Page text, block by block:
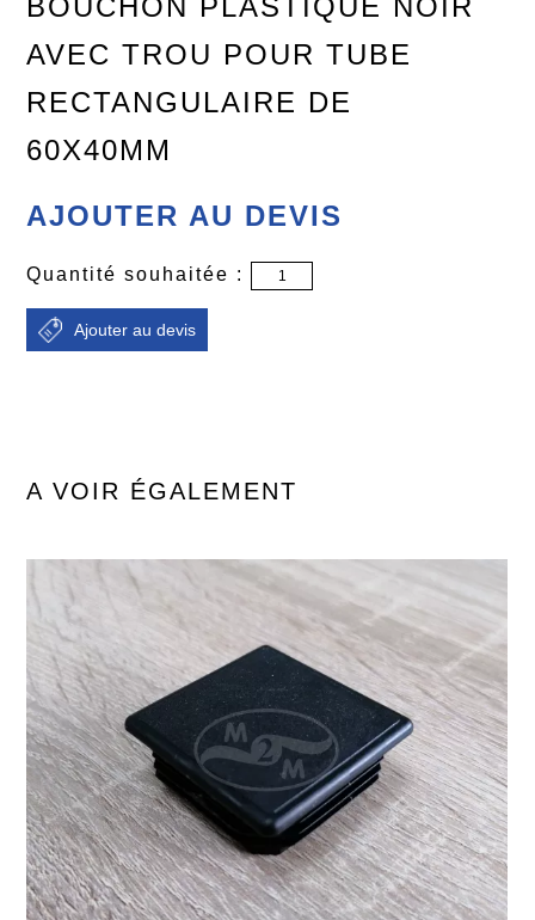
AVEC TROU POUR TUBE
RECTANGULAIRE DE
60X40MM
AJOUTER AU DEVIS
Quantité souhaitée :
A VOIR ÉGALEMENT